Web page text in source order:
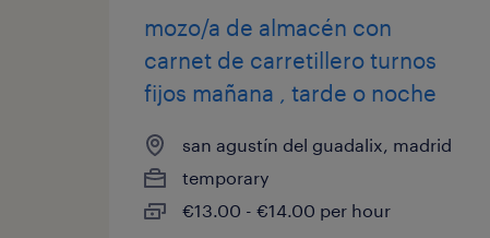
mozo/a de almacén con
carnet de carretillero turnos
fijos mañana , tarde o noche
san agustín del guadalix, madrid
temporary
€13.00 - €14.00 per hour